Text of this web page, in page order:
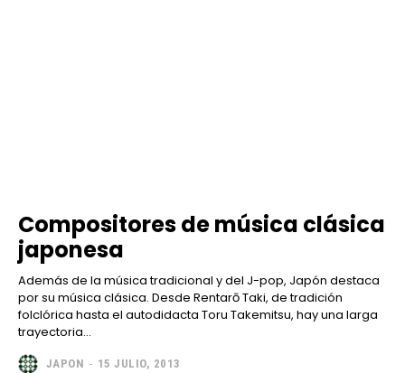
Compositores de música clásica
japonesa
Además de la música tradicional y del J-pop, Japón destaca
por su música clásica. Desde Rentarō Taki, de tradición
folclórica hasta el autodidacta Toru Takemitsu, hay una larga
trayectoria...
JAPON - 15 JULIO, 2013